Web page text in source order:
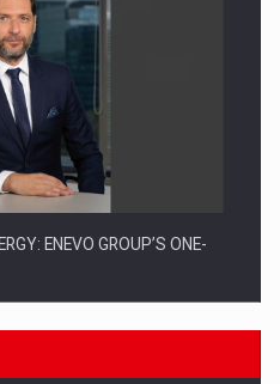
ENEVO GROUP’S ONE-